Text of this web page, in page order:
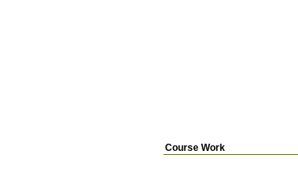
Course Work